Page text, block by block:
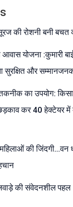
सूरज की रोशनी बनी
योजना :कुमारी
सुरक्षित और
तकनीक का उपयोग:
कर 40 हेक्टेयर
की जिंदगी…वन
की संवेदनशील पहल